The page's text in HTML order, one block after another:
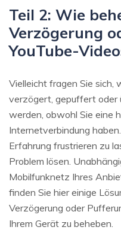
Teil 2: Wie
Verzögerung
YouTube-
Vielleicht fragen Sie sich,
verzögert, gepuffert oder
werden, obwohl Sie eine
Internetverbindung
Erfahrung frustrieren zu
Problem lösen.
Mobilfunknetz Ihres
finden Sie hier einige
Verzögerung oder
Ihrem Gerät zu beheben.